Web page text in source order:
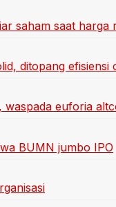
saham saat harga
ditopang efisiensi
waspada euforia
BUMN jumbo IPO